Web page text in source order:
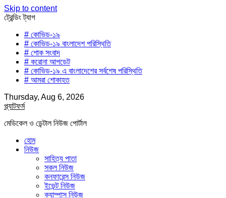
Skip to content
ট্রেন্ডিং ট্যাগ
# কোভিড-১৯
# কোভিড-১৯ বাংলাদেশ পরিস্থিতি
# শোক সংবাদ
# করোনা আপডেট
# কোভিড-১৯ এ বাংলাদেশের সর্বশেষ পরিস্থিতি
# আমরা শোকাহত
Thursday, Aug 6, 2026
প্ল্যাটফর্ম
মেডিকেল ও ডেন্টাল নিউজ পোর্টাল
হোম
নিউজ
সাহিত্য পাতা
সকল নিউজ
কনফারেন্স নিউজ
ইভেন্ট নিউজ
ক্যাম্পাস নিউজ